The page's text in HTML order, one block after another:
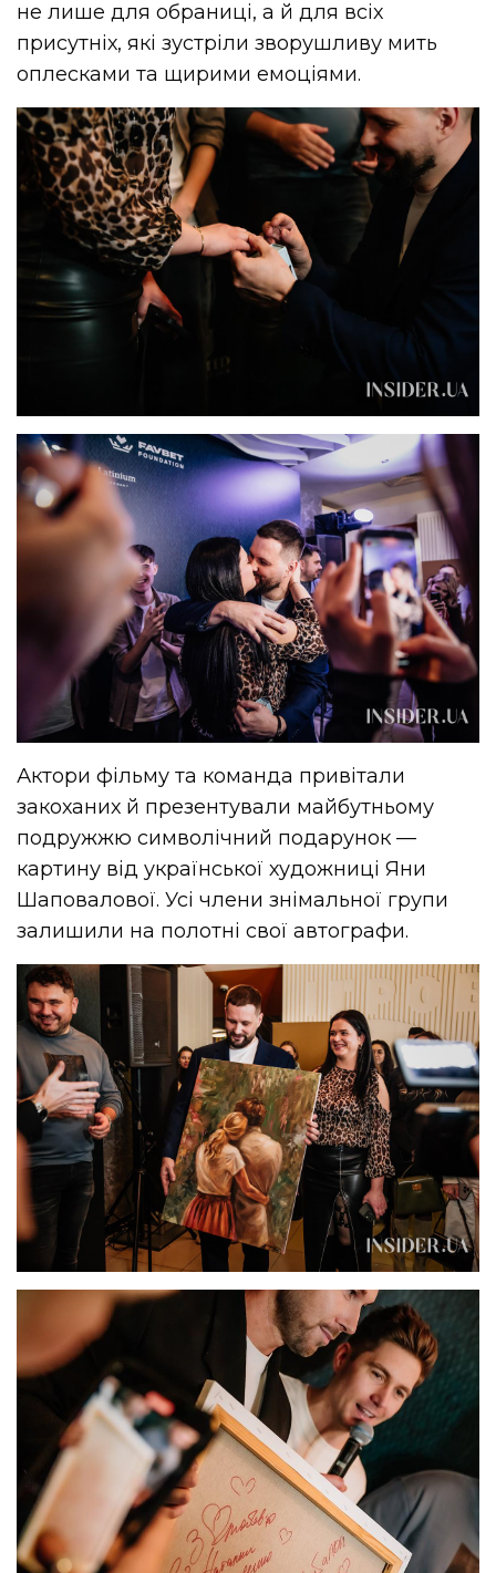
не лише для обраниці, а й для всіх
присутніх, які зустріли зворушливу мить
оплесками та щирими емоціями.
Актори фільму та команда привітали
закоханих й презентували майбутньому
подружжю символічний подарунок —
картину від української художниці Яни
Шаповалової. Усі члени знімальної групи
залишили на полотні свої автографи.